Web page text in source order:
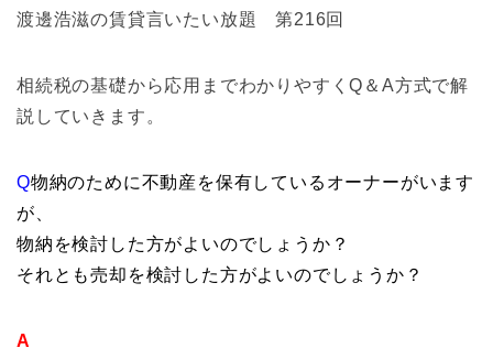
渡邊浩滋の賃貸言いたい放題 第216回
相続税の基礎から応用までわかりやすくQ＆A方式で解
説していきます。
Q物納のために不動産を保有しているオーナーがいます
が、
物納を検討した方がよいのでしょうか？
それとも売却を検討した方がよいのでしょうか？
A